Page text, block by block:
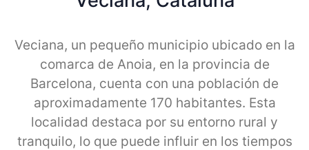
Veciana, un pequeño municipio ubicado en la
comarca de Anoia, en la provincia de
Barcelona, cuenta con una población de
aproximadamente 170 habitantes. Esta
localidad destaca por su entorno rural y
tranquilo, lo que puede influir en los tiempos